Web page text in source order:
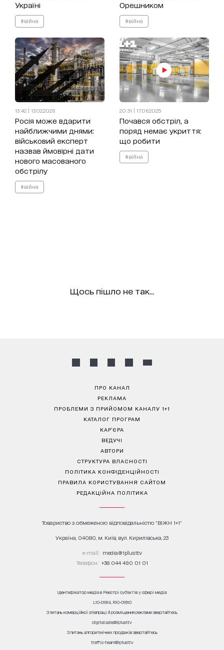
Україні
#війна
Орешником
#війна
13:42 | 13.02.2026
Росія може вдарити
найближчими днями:
військовий експерт
назвав ймовірні дати
нового масованого
обстрілу
#війна
20:31 | 17.06.2025
Почався обстріл, а
поряд немає укриття:
що робити
#війна
Щось пішло не так...
ПРО КАНАЛ
РЕКЛАМА
ПРОБЛЕМИ З ПРИЙОМОМ КАНАЛУ 1+1
КАТАЛОГ ПРОГРАМ
КАР’ЄРА
ВЕДУЧІ
АВТОРИ
СТРУКТУРА ВЛАСНОСТІ
ПОЛІТИКА КОНФІДЕНЦІЙНОСТІ
ПРАВИЛА КОРИСТУВАННЯ САЙТОМ
РЕДАКЦІЙНА ПОЛІТИКА
Товариство з обмеженою відповідальністю "ВІЖН 1+1"
Україна, 04080, м. Київ, вул. Кирилівська, 23
е-mail: media@1plus1.tv
Телефон: +38 044 490 01 01
Ідентифікатор медіа в Реєстрі суб’єктів у сфері медіа:
L10-01914, R10-01810
З питань комерційної співпраці й розміщення реклами звертайтесь
digital.sale@1plus1.tv
З питань алгоритмічних продажів звертайтесь
traffic-team@1plus1.tv